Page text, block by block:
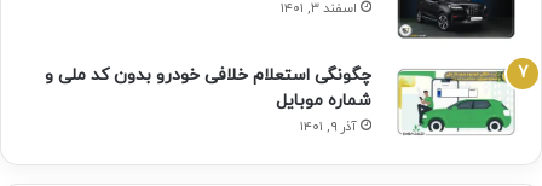
اسفند ۳, ۱۴۰۱
چگونگی استعلام خلافی خودرو بدون کد ملی و
شماره موبایل
آذر ۹, ۱۴۰۱